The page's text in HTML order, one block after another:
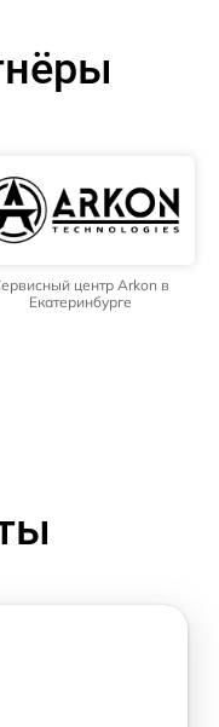
центр Arkon в
Екатеринбурге